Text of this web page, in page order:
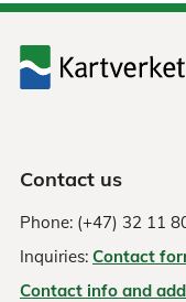
Contact us
Phone: (+47) 32 11
Inquiries: Contact
Contact info and